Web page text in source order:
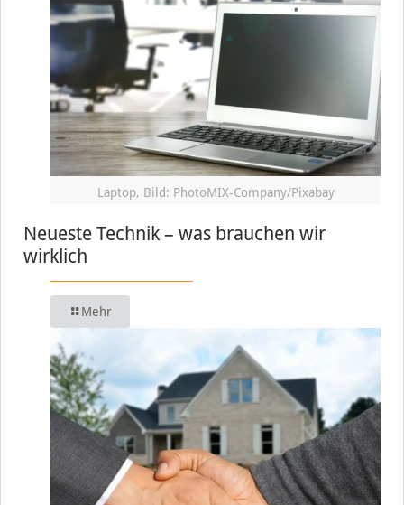
Laptop, Bild: PhotoMIX-Company/Pixabay
Neueste Technik – was brauchen wir
wirklich
Mehr